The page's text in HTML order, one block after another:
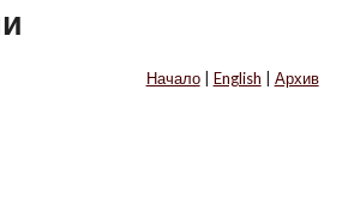
Начало| English Архив